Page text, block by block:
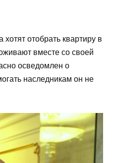
отобрать квартиру в
вместе со своей
осведомлен о
наследникам он не